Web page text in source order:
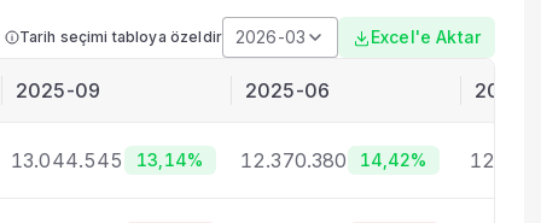
Tarih seçimi tabloya özeldir 2026-03 Excel'e Aktar
2025-09 2025-06 2025-
13.044.545 13,14% 12.370.380 14,42%